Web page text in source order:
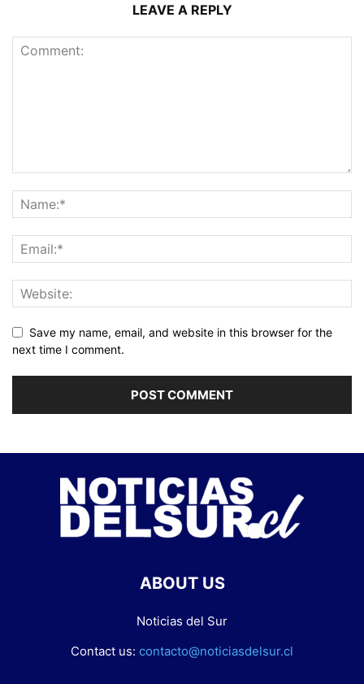
LEAVE A REPLY
Save my name, email, and website in this browser for the
next time I comment.
ABOUT US
Noticias del Sur
Contact us: contacto@noticiasdelsur.cl